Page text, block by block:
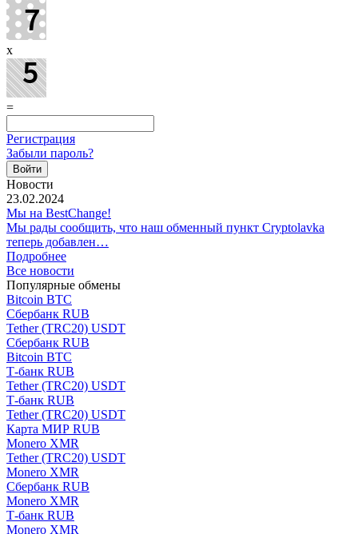
x
=
Регистрация
Забыли пароль?
Новости
23.02.2024
Мы на BestChange!
Мы рады сообщить, что наш обменный пункт Cryptolavka
теперь добавлен…
Подробнее
Все новости
Популярные обмены
Bitcoin BTC
Сбербанк RUB
Tether (TRC20) USDT
Сбербанк RUB
Bitcoin BTC
Т-банк RUB
Tether (TRC20) USDT
Т-банк RUB
Tether (TRC20) USDT
Карта МИР RUB
Monero XMR
Tether (TRC20) USDT
Monero XMR
Сбербанк RUB
Monero XMR
Т-банк RUB
Monero XMR